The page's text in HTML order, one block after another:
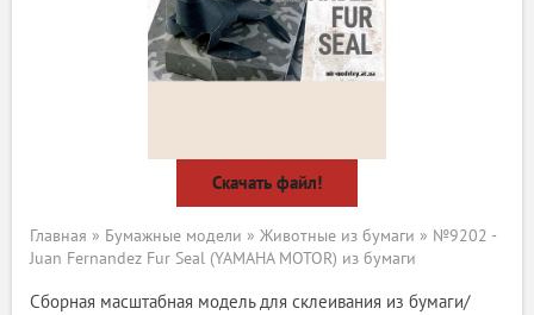
Скачать файл!
Главная » Бумажные модели » Животные из бумаги » №9202 -
Juan Fernandez Fur Seal (YAMAHA MOTOR) из бумаги
Сборная масштабная модель для склеивания из бумаги/